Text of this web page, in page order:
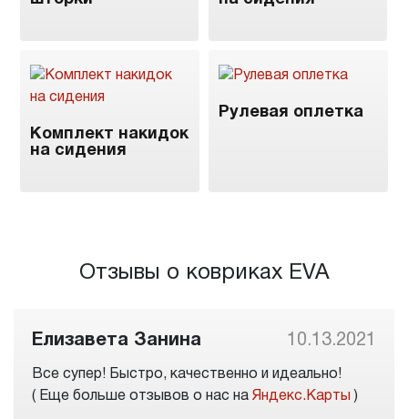
Комплект накидок
на сидения
Рулевая оплетка
Отзывы о ковриках EVA
Елизавета Занина 10.13.2021
Все супер! Быстро, качественно и идеально!
( Еще больше отзывов о нас на Яндекс.Карты )